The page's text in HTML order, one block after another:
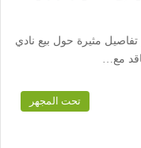
مثيرة حول بيع نادي
مع…
تحت المجهر